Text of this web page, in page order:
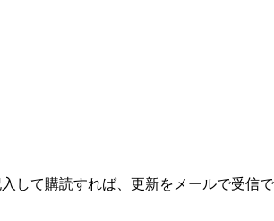
して購読すれば、更新をメールで受信で